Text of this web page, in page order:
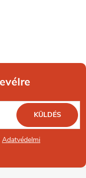
Adatvédelmi
KÜLDÉS